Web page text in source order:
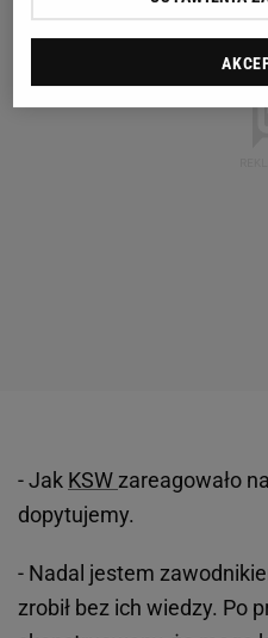
- Jak KSW zareagowało
dopytujemy.
- Nadal jestem
zrobił bez ich wiedzy. Po